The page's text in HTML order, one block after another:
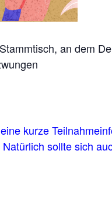
an dem
kurze
sollte sich